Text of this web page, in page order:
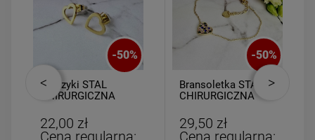
-50%
Kolczyki STAL
CHIRURGICZNA
cm
22,00 zł
-50%
Bransoletka STAL
CHIRURGICZNA
kolorowe cyrkonie
29,50 zł